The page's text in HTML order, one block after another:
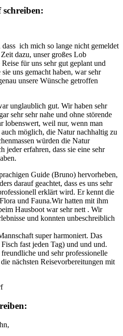
ich mich so lange nicht gemeldet
dazu, unser großes Lob
für uns sehr gut geplant und
uns gemacht haben, war sehr
unsere Wünsche getroffen
unglaublich gut. Wir haben sehr
sehr sehr nahe und ohne störende
lobenswert, weil nur, wenn man
möglich, die Natur nachhaltig zu
würden die Natur
jeder erfahren, dass sie eine sehr
Guide (Bruno) hervorheben,
darauf geachtet, dass es uns sehr
erklärt wird. Er kennt die
und Fauna.Wir hatten mit ihm
Hausboot war sehr nett . Wir
und konnten unbeschreiblich
super harmoniert. Das
fast jeden Tag) und und und.
und sehr professionelle
nächsten Reisevorbereitungen mit